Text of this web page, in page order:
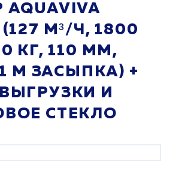
(127 М³/Ч, 1800
КГ, 110 ММ,
М ЗАСЫПКА) +
И
СТЕКЛО